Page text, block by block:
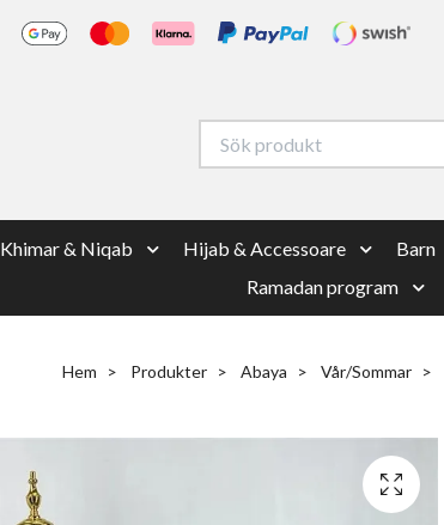
Khimar & Niqab Hijab & Accessoare Barn
Ramadan program
Hem Produkter Abaya Vår/Sommar